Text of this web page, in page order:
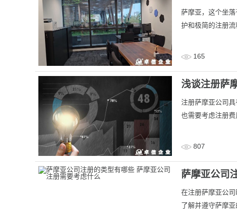
萨摩亚，这个坐
护和极简的注册
165
浅谈注册萨
注册萨摩亚公司
也需要考虑注册
807
萨摩亚公司
在注册萨摩亚公
了解并遵守萨摩